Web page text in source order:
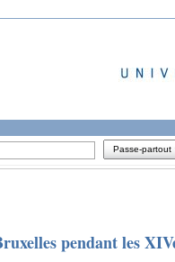
Passe-partout
pendant les